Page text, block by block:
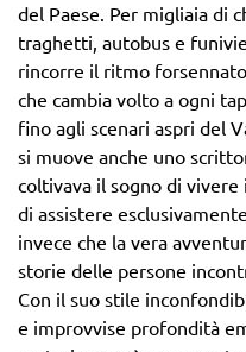
del Paese. Per migliaia di
traghetti, autobus e
rincorre il ritmo
che cambia volto a ogni
fino agli scenari aspri del
si muove anche uno
coltivava il sogno di
di assistere
invece che la vera
storie delle persone
Con il suo stile
e improvvise profondità